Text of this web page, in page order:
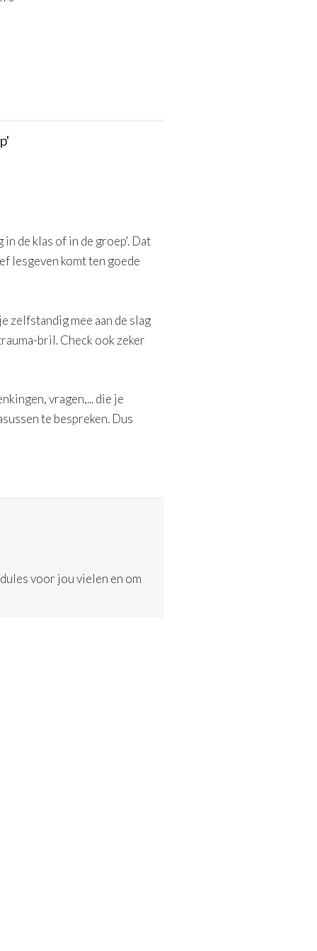
de klas of in de groep'. Dat
lesgeven komt ten goede
zelfstandig mee aan de slag
bril. Check ook zeker
vragen,... die je
te bespreken. Dus
voor jou vielen en om